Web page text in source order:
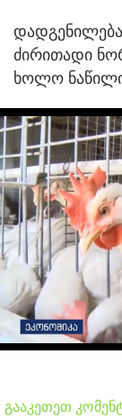
ძირითადი
ხოლო ნაწილი
გააკეთეთ